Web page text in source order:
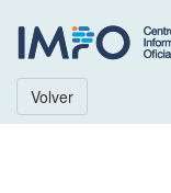
Volver